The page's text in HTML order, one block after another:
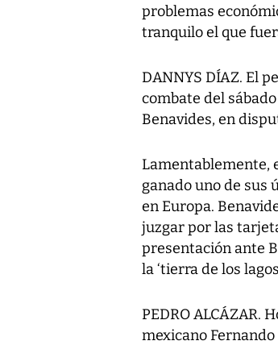
problemas
tranquilo el que
DANNYS DÍAZ. El
combate del
Benavides, en
Lamentablemente,
ganado uno de sus
en Europa.
juzgar por las
presentación ante
la ‘tierra de los
PEDRO ALCÁZAR.
mexicano